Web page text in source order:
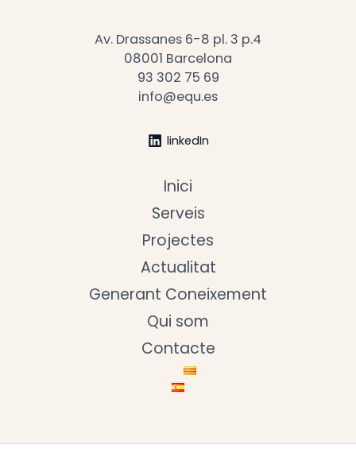
Av. Drassanes 6-8 pl. 3 p.4
08001 Barcelona
93 302 75 69
info@equ.es
linkedIn
Inici
Serveis
Projectes
Actualitat
Generant Coneixement
Qui som
Contacte